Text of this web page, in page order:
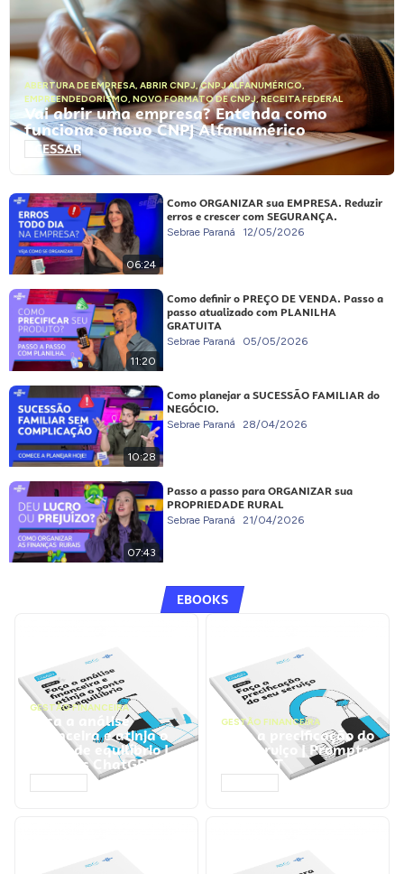
ABERTURA DE EMPRESA, ABRIR CNPJ,CNPJ ALFANUMÉRICO,
EMPREENDEDORISMO, NOVO FORMATO DE CNPJ,RECEITA FEDERAL
Vai abrir uma empresa? Entenda como
funciona o novo CNPJ Alfanumérico
ACESSAR
06:24
Como ORGANIZAR sua EMPRESA. Reduzir
erros e crescer com SEGURANÇA.
Sebrae Paraná 12/05/2026
11:20
Como definir o PREÇO DE VENDA. Passo a
passo atualizado com PLANILHA
GRATUITA
Sebrae Paraná 05/05/2026
10:28
Como planejar a SUCESSÃO FAMILIAR do
NEGÓCIO.
Sebrae Paraná 28/04/2026
07:43
Passo a passo para ORGANIZAR sua
PROPRIEDADE RURAL
Sebrae Paraná 21/04/2026
EBOOKS
GESTÃO FINANCEIRA
Faça a análise
financeira e atinja o
ponto de equilíbrio |
Prompts ChatGPT
GESTÃO FINANCEIRA
Faça a precificação do
seu serviço | Prompts
ChatGPT